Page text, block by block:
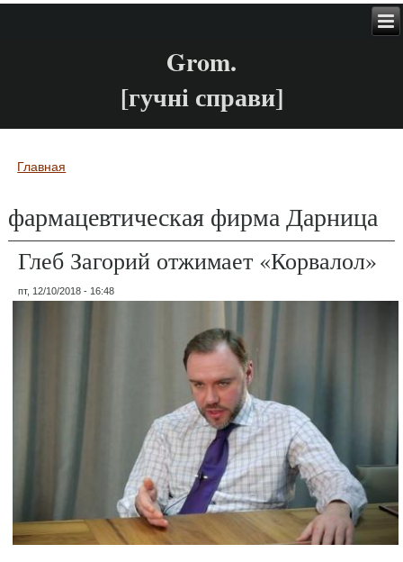
Grom.
[гучні справи]
Вы здесь
Главная
фармацевтическая фирма Дарница
Глеб Загорий отжимает «Корвалол»
пт, 12/10/2018 - 16:48